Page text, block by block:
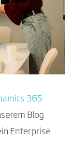
365
Blog
Enterprise